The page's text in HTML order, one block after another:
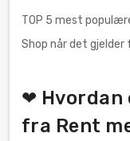
TOP 5 mest
Shop når det
❤ Hvordan
fra Rent